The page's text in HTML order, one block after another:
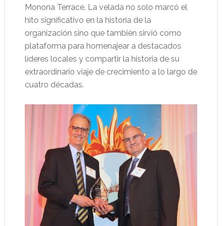
Monona Terrace. La velada no solo marcó el
hito significativo en la historia de la
organización sino que también sirvió como
plataforma para homenajear a destacados
líderes locales y compartir la historia de su
extraordinario viaje de crecimiento a lo largo de
cuatro décadas.